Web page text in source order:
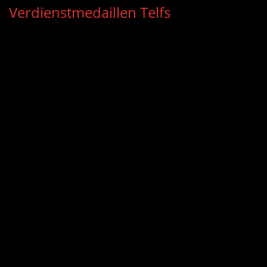
Verdienstmedaillen Telfs